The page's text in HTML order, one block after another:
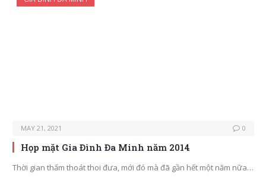
MAY 21, 2021 0
Họp mặt Gia Đình Đa Minh năm 2014
Thời gian thấm thoát thoi đưa, mới đó mà đã gần hết một năm nữa…